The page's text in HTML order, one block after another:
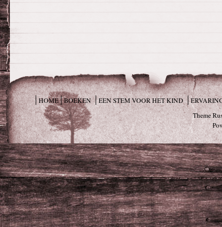
HOME BOEKEN EEN STEM VOOR HET KIND
Theme